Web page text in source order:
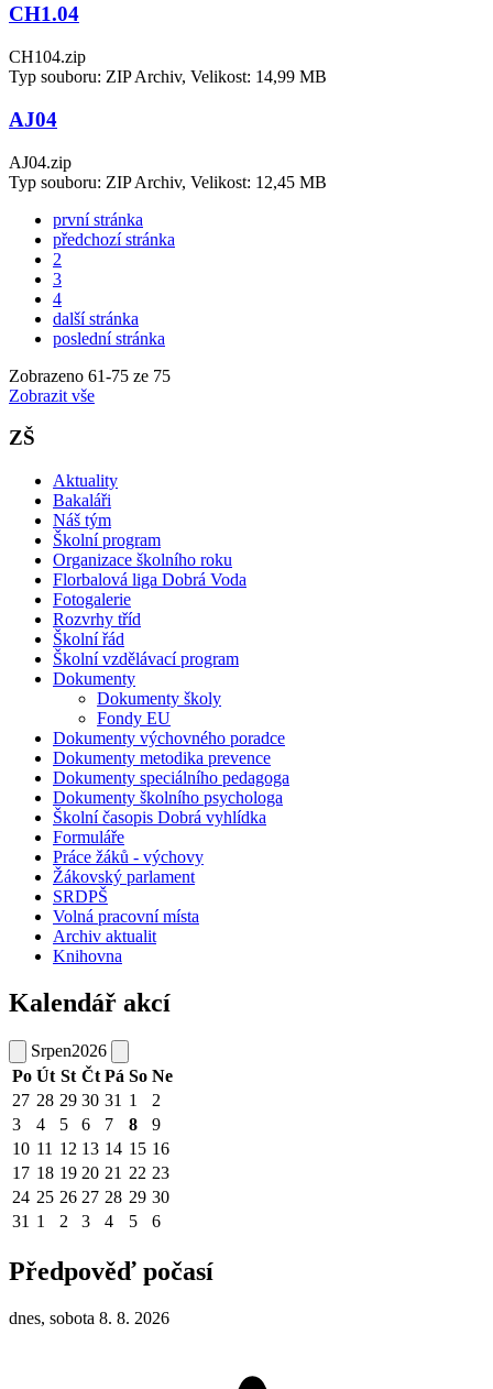
CH1.04
CH104.zip
Typ souboru: ZIP Archiv, Velikost: 14,99 MB
AJ04
AJ04.zip
Typ souboru: ZIP Archiv, Velikost: 12,45 MB
první stránka
předchozí stránka
2
3
4
další stránka
poslední stránka
Zobrazeno 61-75 ze 75
Zobrazit vše
ZŠ
Aktuality
Bakaláři
Náš tým
Školní program
Organizace školního roku
Florbalová liga Dobrá Voda
Fotogalerie
Rozvrhy tříd
Školní řád
Školní vzdělávací program
Dokumenty
Dokumenty školy
Fondy EU
Dokumenty výchovného poradce
Dokumenty metodika prevence
Dokumenty speciálního pedagoga
Dokumenty školního psychologa
Školní časopis Dobrá vyhlídka
Formuláře
Práce žáků - výchovy
Žákovský parlament
SRDPŠ
Volná pracovní místa
Archiv aktualit
Knihovna
Kalendář akcí
Srpen2026
Po Út St Čt Pá So Ne
27 28 29 30 31 1
2
3
4 5 6 7 8
9
10 11 12 13 14 15 16
17 18 19 20 21 22 23
24 25 26 27 28 29 30
31 1 2 3 4 5 6
Předpověď počasí
dnes, sobota 8. 8. 2026